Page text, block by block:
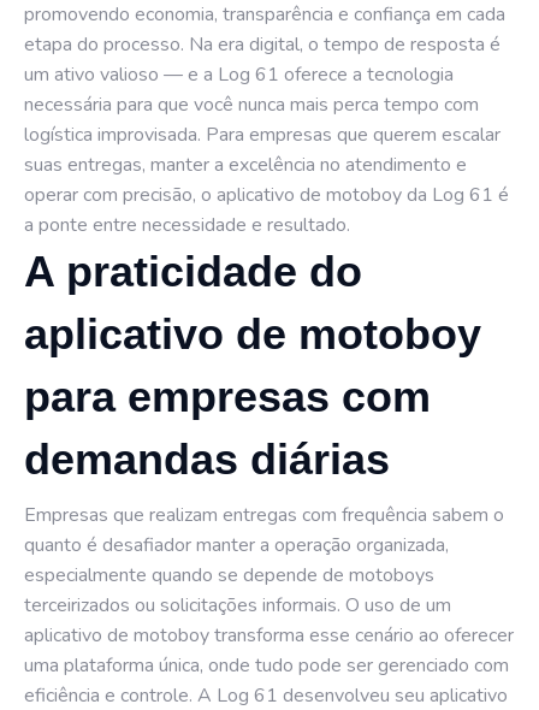
promovendo economia, transparência e confiança em cada
etapa do processo. Na era digital, o tempo de resposta é
um ativo valioso — e a Log 61 oferece a tecnologia
necessária para que você nunca mais perca tempo com
logística improvisada. Para empresas que querem escalar
suas entregas, manter a excelência no atendimento e
operar com precisão, o aplicativo de motoboy da Log 61 é
a ponte entre necessidade e resultado.
A praticidade do
aplicativo de motoboy
para empresas com
demandas diárias
Empresas que realizam entregas com frequência sabem o
quanto é desafiador manter a operação organizada,
especialmente quando se depende de motoboys
terceirizados ou solicitações informais. O uso de um
aplicativo de motoboy transforma esse cenário ao oferecer
uma plataforma única, onde tudo pode ser gerenciado com
eficiência e controle. A Log 61 desenvolveu seu aplicativo